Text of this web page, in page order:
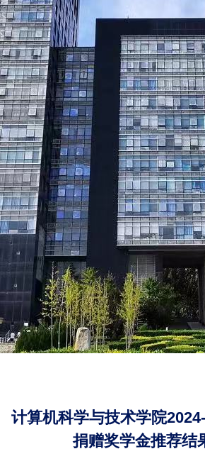
计算机科学与技术学院
捐赠奖学金推荐结